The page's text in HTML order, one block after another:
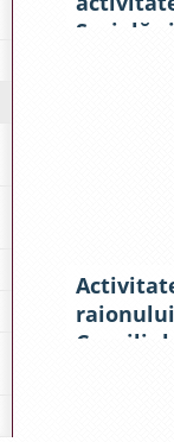
Socială